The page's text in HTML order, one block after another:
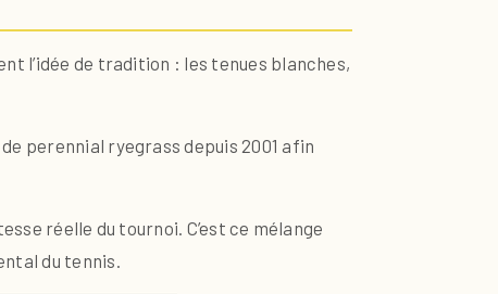
l’idée de tradition : les tenues blanches,
perennial ryegrass depuis 2001 afin
réelle du tournoi. C’est ce mélange
du tennis.